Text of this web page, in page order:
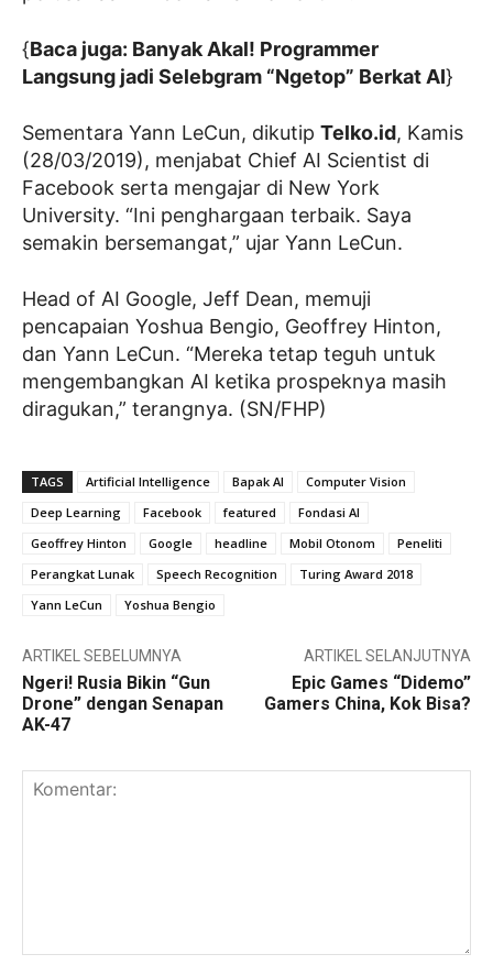
{Baca juga: Banyak Akal! Programmer
Langsung jadi Selebgram “Ngetop” Berkat AI}
Sementara Yann LeCun, dikutip Telko.id, Kamis
(28/03/2019), menjabat Chief AI Scientist di
Facebook serta mengajar di New York
University. “Ini penghargaan terbaik. Saya
semakin bersemangat,” ujar Yann LeCun.
Head of AI Google, Jeff Dean, memuji
pencapaian Yoshua Bengio, Geoffrey Hinton,
dan Yann LeCun. “Mereka tetap teguh untuk
mengembangkan AI ketika prospeknya masih
diragukan,” terangnya. (SN/FHP)
TAGS Artificial Intelligence Bapak AI
Computer Vision
Deep Learning
Facebook featured
Fondasi AI
Geoffrey Hinton
Google headline Mobil Otonom
Peneliti
Perangkat Lunak
Speech Recognition
Turing Award 2018
Yann LeCun
Yoshua Bengio
ARTIKEL SEBELUMNYA
Ngeri! Rusia Bikin “Gun
Drone” dengan Senapan
AK-47
ARTIKEL SELANJUTNYA
Epic Games “Didemo”
Gamers China, Kok Bisa?